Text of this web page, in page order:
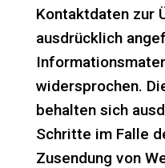
Kontaktdaten zur
ausdrücklich
widersprochen.
behalten sich
Schritte im Falle
Zusendung von